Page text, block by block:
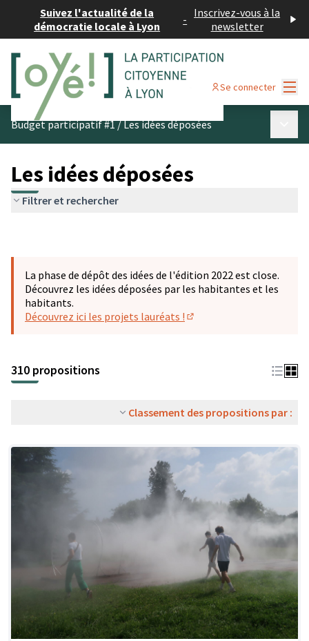
Suivez l'actualité de la
démocratie locale à Lyon
- Inscrivez-vous à la
newsletter
Se connecter
Budget participatif #1/Les idées déposées
Les idées déposées
Filtrer et rechercher
La phase de dépôt des idées de l'édition 2022 est close.
Découvrez les idées déposées par les habitantes et les
habitants.
Découvrez ici les projets lauréats !
310 propositions
Classement des propositions par :